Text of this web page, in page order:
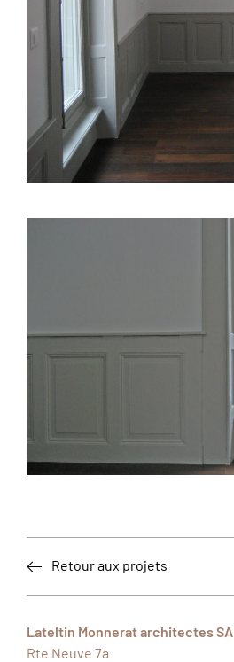
Retour aux projets
Lateltin Monnerat architectes SA
Rte Neuve 7a